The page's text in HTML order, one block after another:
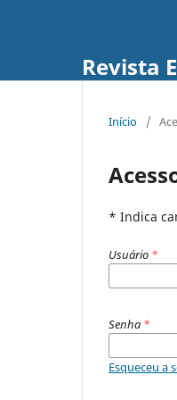
Revista
Início /
* Indica
Usuário *
Senha *
Esqueceu a